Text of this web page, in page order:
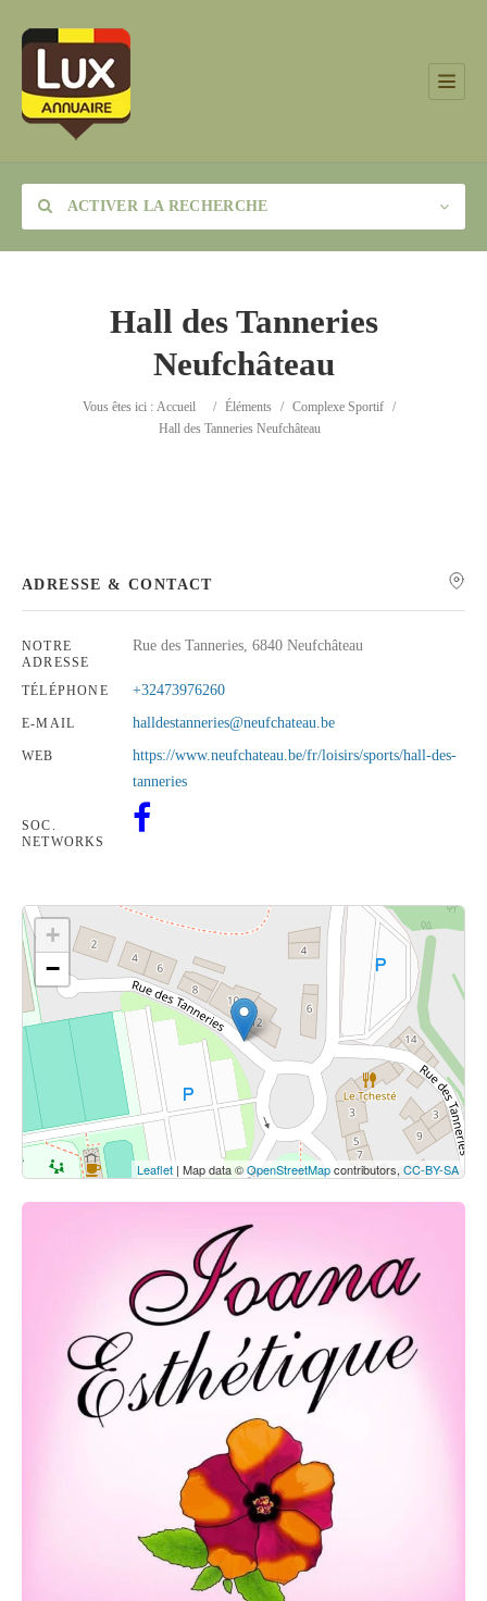
ACTIVER LA RECHERCHE
Rechercher
Hall des Tanneries
Neufchâteau
Vous êtes ici : Accueil / Éléments / Complexe Sportif /
Hall des Tanneries Neufchâteau
ADRESSE & CONTACT
NOTRE
ADRESSE
Rue des Tanneries, 6840 Neufchâteau
TÉLÉPHONE +32473976260
E-MAIL halldestanneries@neufchateau.be
WEB
https://www.neufchateau.be/fr/loisirs/sports/hall-des-
tanneries
SOC.
NETWORKS
Cliquez sur le bouton pour afficher la carte.
Voir la carte
+
−
Leaflet | Map data ©OpenStreetMapcontributors, CC-BY-SA